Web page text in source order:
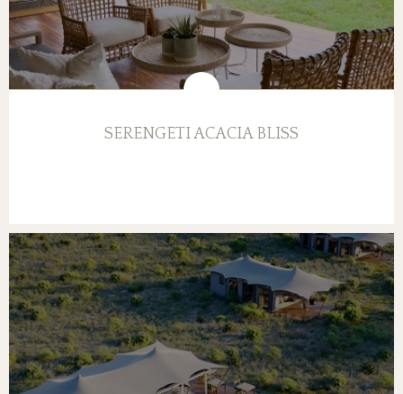
SERENGETI ACACIA BLISS